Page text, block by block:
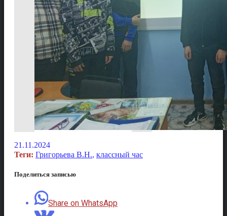
21.11.2024
Теги: Григорьева В.Н., классный час
Поделиться записью
Share on WhatsApp